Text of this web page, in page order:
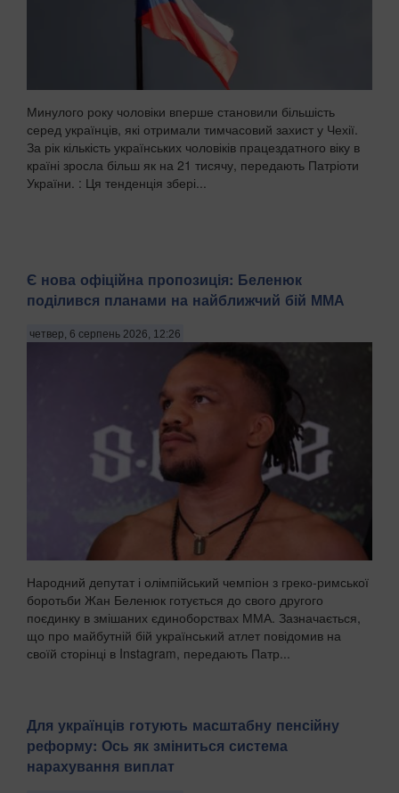
Минулого року чоловіки вперше становили більшість
серед українців, які отримали тимчасовий захист у Чехії.
За рік кількість українських чоловіків працездатного віку в
країні зросла більш як на 21 тисячу, передають Патріоти
України. : Ця тенденція збері...
Є нова офіційна пропозиція: Беленюк
поділився планами на найближчий бій ММА
четвер, 6 серпень 2026, 12:26
Народний депутат і олімпійський чемпіон з греко-римської
боротьби Жан Беленюк готується до свого другого
поєдинку в змішаних єдиноборствах ММА. Зазначається,
що про майбутній бій український атлет повідомив на
своїй сторінці в Instagram, передають Патр...
Для українців готують масштабну пенсійну
реформу: Ось як зміниться система
нарахування виплат